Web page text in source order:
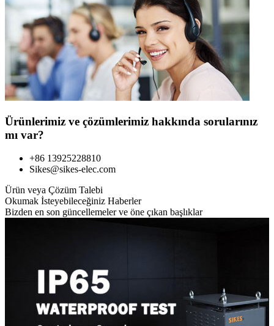
Ürünlerimiz ve çözümlerimiz hakkında sorularınız
mı var?
+86 13925228810
Sikes@sikes-elec.com
Ürün veya Çözüm Talebi
Okumak İsteyebileceğiniz Haberler
Bizden en son güncellemeler ve öne çıkan başlıklar